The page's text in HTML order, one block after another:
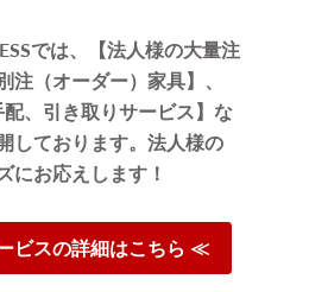
では、【法人様の大量注
注（オーダー）家具】、
配、引き取りサービス】な
しております。法人様の
にお応えします！
ビスの詳細はこちら ≪